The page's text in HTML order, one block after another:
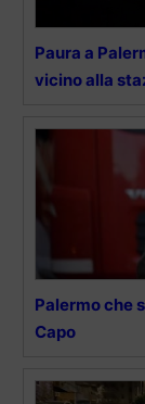
Paura a
vicino alla
Palermo che
Capo